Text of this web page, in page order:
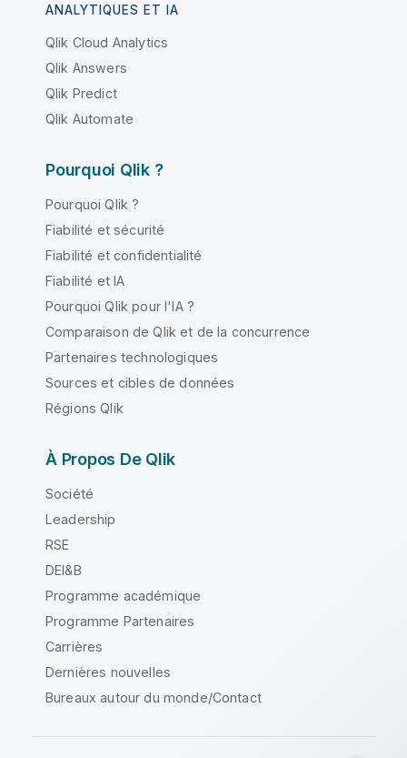
ANALYTIQUES ET IA
Qlik Cloud Analytics
Qlik Answers
Qlik Predict
Qlik Automate
Pourquoi Qlik ?
Pourquoi Qlik ?
Fiabilité et sécurité
Fiabilité et confidentialité
Fiabilité et IA
Pourquoi Qlik pour l'IA ?
Comparaison de Qlik et de la concurrence
Partenaires technologiques
Sources et cibles de données
Régions Qlik
À Propos De Qlik
Société
Leadership
RSE
DEI&B
Programme académique
Programme Partenaires
Carrières
Dernières nouvelles
Bureaux autour du monde/Contact